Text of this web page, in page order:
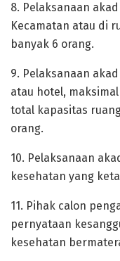
8. Pelaksanaan
Kecamatan atau di
banyak 6 orang.
9. Pelaksanaan
atau hotel,
total kapasitas
orang.
10. Pelaksanaan
kesehatan yang
11. Pihak calon
pernyataan
kesehatan